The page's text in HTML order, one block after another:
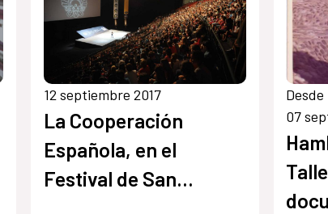
12 septiembre 2017
La Cooperación
Española, en el
Festival de San
07